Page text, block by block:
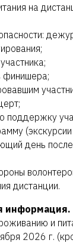
на
финишера;
поддержку
день
дистанции.
информация.
и
2026 г.